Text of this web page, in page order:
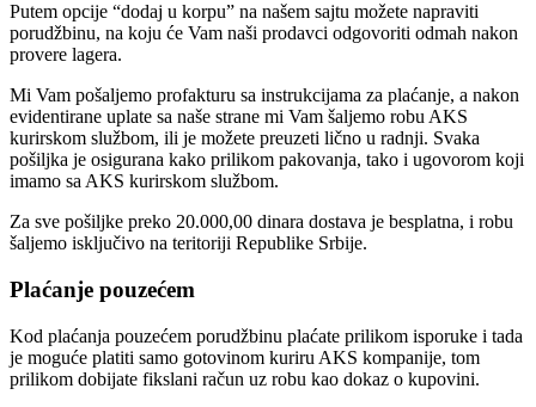
Putem opcije “dodaj u korpu” na našem sajtu možete napraviti
porudžbinu, na koju će Vam naši prodavci odgovoriti odmah nakon
provere lagera.
Mi Vam pošaljemo profakturu sa instrukcijama za plaćanje, a nakon
evidentirane uplate sa naše strane mi Vam šaljemo robu AKS
kurirskom službom, ili je možete preuzeti lično u radnji. Svaka
pošiljka je osigurana kako prilikom pakovanja, tako i ugovorom koji
imamo sa AKS kurirskom službom.
Za sve pošiljke preko 20.000,00 dinara dostava je besplatna, i robu
šaljemo isključivo na teritoriji Republike Srbije.
Plaćanje pouzećem
Kod plaćanja pouzećem porudžbinu plaćate prilikom isporuke i tada
je moguće platiti samo gotovinom kuriru AKS kompanije, tom
prilikom dobijate fikslani račun uz robu kao dokaz o kupovini.